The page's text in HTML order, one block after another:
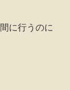
に行うのに